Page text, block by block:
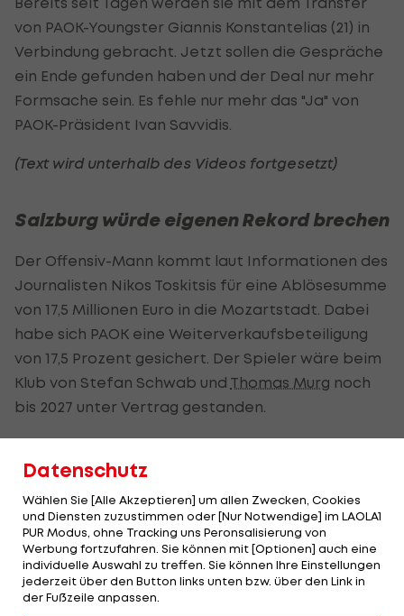
von PAOK-Youngster Giannis Konstantelias (21) in
Verbindung gebracht. Jetzt sollen die Gespräche
ein Ende gefunden haben und der Deal nur mehr
Formsache sein. Es fehle nur mehr das "Ja" von
PAOK-Präsident Ivan Savvidis.
(Text wird unterhalb des Videos fortgesetzt)
Salzburg würde eigenen Rekord brechen
Der Offensiv-Mann kommt laut Informationen des
Journalisten Nikos Toskitsis für eine Ablösesumme
von 17,5 Millionen Euro in die Mozartstadt. Dabei
habe sich PAOK eine Weiterverkaufsbeteiligung
von 17,5 Prozent gesichert. Der Spieler wäre beim
Klub von Stefan Schwab und Thomas Murg noch
bis 2027 unter Vertrag gestanden.
österreichischen Transfer-Rekord für Zugänge
sprengen. Diesen hältLucas Gourna-Douath.
Salzburg zahlte 2022 13 Millionen Euro an Saint-
Etienne.
Konstantelias gilt als beidfüßig und ist 1,78-Meter
groß. Neben dem offensiven Mittelfeld ist er auch
Datenschutz
Wählen Sie [Alle Akzeptieren] um allen Zwecken, Cookies
und Diensten zuzustimmen oder [Nur Notwendige] im LAOLA1
PUR Modus, ohne Tracking uns Peronsalisierung von
Werbung fortzufahren. Sie können mit [Optionen] auch eine
individuelle Auswahl zu treffen. Sie können Ihre Einstellungen
jederzeit über den Button links unten bzw. über den Link in
der Fußzeile anpassen.